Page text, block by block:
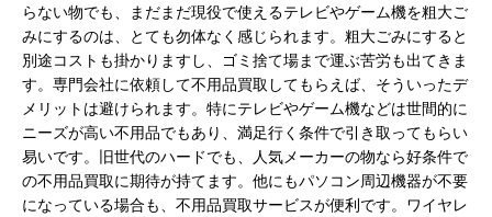
らない物でも、まだまだ現役で使えるテレビやゲーム機を粗大ご
みにするのは、とても勿体なく感じられます。粗大ごみにすると
別途コストも掛かりますし、ゴミ捨て場まで運ぶ苦労も出てきま
す。専門会社に依頼して不用品買取してもらえば、そういったデ
メリットは避けられます。特にテレビやゲーム機などは世間的に
ニーズが高い不用品でもあり、満足行く条件で引き取ってもらい
易いです。旧世代のハードでも、人気メーカーの物なら好条件で
の不用品買取に期待が持てます。他にもパソコン周辺機器が不要
になっている場合も、不用品買取サービスが便利です。ワイヤレ